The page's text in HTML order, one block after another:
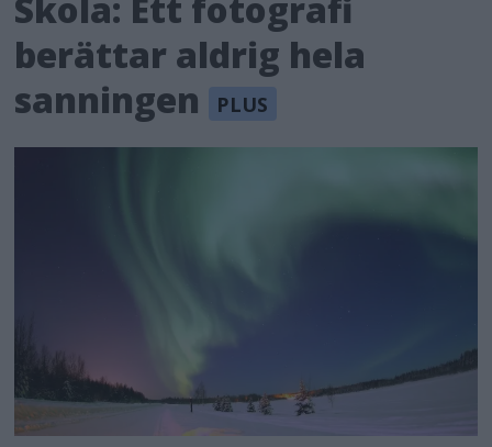
Skola: Ett fotografi
berättar aldrig hela
sanningen